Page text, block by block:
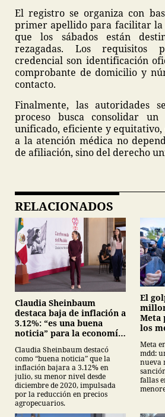
El registro se organiza con
primer apellido para facilitar la
que los sábados están
rezagadas. Los
credencial son identificación
comprobante de domicilio y
contacto.
Finalmente, las autoridades
proceso busca consolidar
unificado, eficiente y equitativo,
a la atención médica no
de afiliación, sino del derecho
RELACIONADOS
Claudia Sheinbaum
destaca baja de inflación a
3.12%: “es una buena
noticia” para la economía
Claudia Sheinbaum destacó
como “buena noticia” que la
inflación bajara a 3.12% en
julio, su menor nivel desde
diciembre de 2020, impulsada
por la reducción en precios
agropecuarios.
El
Meta
los
Meta
mdd:
nueva
fallas